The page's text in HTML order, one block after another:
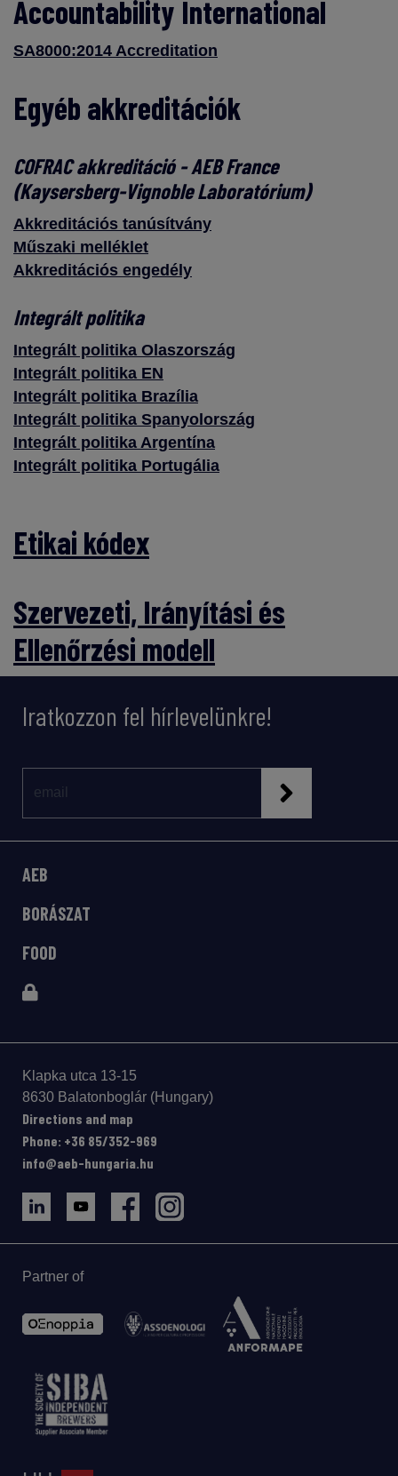
Accountability International
SA8000:2014 Accreditation
Egyéb akkreditációk
COFRAC akkreditáció - AEB France
(Kaysersberg-Vignoble Laboratórium)
Akkreditációs tanúsítvány
Műszaki melléklet
Akkreditációs engedély
Integrált politika
Integrált politika Olaszország
Integrált politika EN
Integrált politika Brazília
Integrált politika Spanyolország
Integrált politika Argentína
Integrált politika Portugália
Etikai kódex
Szervezeti, Irányítási és
Ellenőrzési modell
Iratkozzon fel hírlevelünkre!
AEB
BORÁSZAT
FOOD
Klapka utca 13-15
8630 Balatonboglár (Hungary)
Directions and map
Phone: +36 85/352-969
info@aeb-hungaria.hu
Partner of